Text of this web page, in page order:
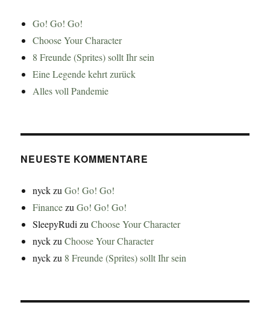
Go! Go! Go!
Choose Your Character
8 Freunde (Sprites) sollt Ihr sein
Eine Legende kehrt zurück
Alles voll Pandemie
NEUESTE KOMMENTARE
nyckzuGo! Go! Go!
FinancezuGo! Go! Go!
SleepyRudi zuChoose Your Character
nyckzuChoose Your Character
nyckzu 8 Freunde (Sprites) sollt Ihr sein